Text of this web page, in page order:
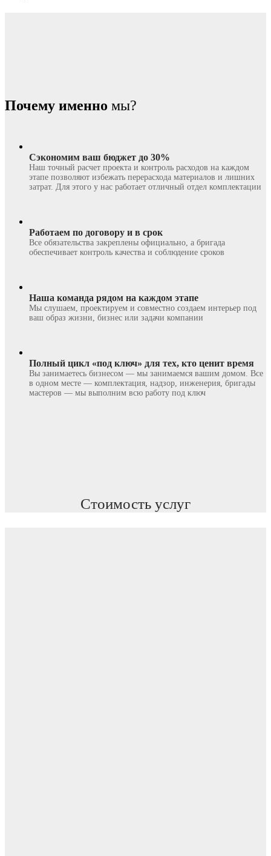
Почему именно мы?
Сэкономим ваш бюджет до 30%
Наш точный расчет проекта и контроль расходов на каждом
этапе позволяют избежать перерасхода материалов и лишних
затрат. Для этого у нас работает отличный отдел комплектации
Работаем по договору и в срок
Все обязательства закреплены официально, а бригада
обеспечивает контроль качества и соблюдение сроков
Наша команда рядом на каждом этапе
Мы слушаем, проектируем и совместно создаем интерьер под
ваш образ жизни, бизнес или задачи компании
Полный цикл «под ключ» для тех, кто ценит время
Вы занимаетесь бизнесом — мы занимаемся вашим домом. Все
в одном месте — комплектация, надзор, инженерия, бригады
мастеров — мы выполним всю работу под ключ
Стоимость услуг